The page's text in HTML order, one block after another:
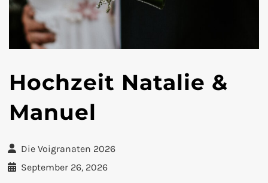
Hochzeit Natalie &
Manuel
Die Voigranaten 2026
September 26, 2026